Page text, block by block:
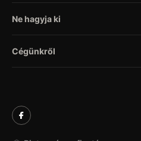
Ne hagyja ki
Cégünkről